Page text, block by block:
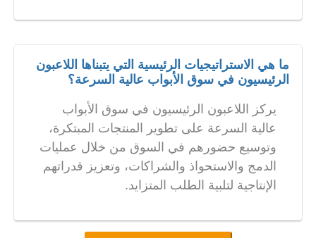
ما هي الاستراتيجيات الرئيسية التي يتبناها اللاعبون
الرئيسيون في سوق الأبواب عالية السرعة؟
يركز اللاعبون الرئيسيون في سوق الأبواب
عالية السرعة على تطوير المنتجات المبتكرة،
وتوسيع حضورهم في السوق من خلال عمليات
الدمج والاستحواذ والشراكات، وتعزيز قدراتهم
الإنتاجية لتلبية الطلب المتزايد.